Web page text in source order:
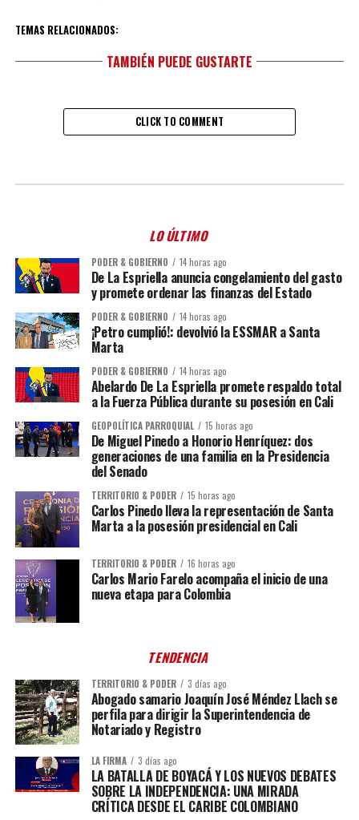
TEMAS RELACIONADOS:
TAMBIÉN PUEDE GUSTARTE
CLICK TO COMMENT
LO ÚLTIMO
PODER & GOBIERNO 14 horas ago
De La Espriella anuncia congelamiento del gasto
y promete ordenar las finanzas del Estado
PODER & GOBIERNO 14 horas ago
¡Petro cumplió!: devolvió la ESSMAR a Santa
Marta
PODER & GOBIERNO 14 horas ago
Abelardo De La Espriella promete respaldo total
a la Fuerza Pública durante su posesión en Cali
GEOPOLÍTICA PARROQUIAL 15 horas ago
De Miguel Pinedo a Honorio Henríquez: dos
generaciones de una familia en la Presidencia
del Senado
TERRITORIO & PODER 15 horas ago
Carlos Pinedo lleva la representación de Santa
Marta a la posesión presidencial en Cali
TERRITORIO & PODER 16 horas ago
Carlos Mario Farelo acompaña el inicio de una
nueva etapa para Colombia
TENDENCIA
TERRITORIO & PODER 3 días ago
Abogado samario Joaquín José Méndez Llach se
perfila para dirigir la Superintendencia de
Notariado y Registro
LA FIRMA 3 días ago
LA BATALLA DE BOYACÁ Y LOS NUEVOS DEBATES
SOBRE LA INDEPENDENCIA: UNA MIRADA
CRÍTICA DESDE EL CARIBE COLOMBIANO